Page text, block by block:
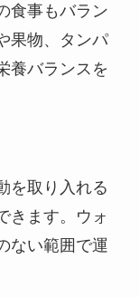
食事もバラン
果物、タンパ
養バランスを
を取り入れる
きます。ウォ
ない範囲で運